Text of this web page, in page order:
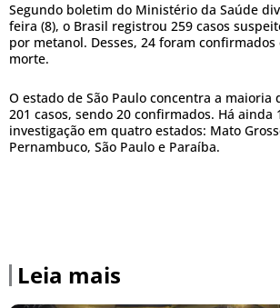
Segundo boletim do Ministério da Saúde
feira (8), o Brasil registrou 259 casos
por metanol. Desses, 24 foram
morte.
O estado de São Paulo concentra a maioria
201 casos, sendo 20 confirmados. Há ainda
investigação em quatro estados: Mato
Pernambuco, São Paulo e Paraíba.
Leia mais